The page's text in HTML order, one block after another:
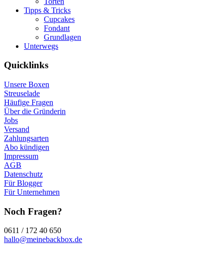
Tipps & Tricks
Cupcakes
Fondant
Grundlagen
Unterwegs
Quicklinks
Unsere Boxen
Streuselade
Häufige Fragen
Über die Gründerin
Jobs
Versand
Zahlungsarten
Abo kündigen
Impressum
AGB
Datenschutz
Für Blogger
Für Unternehmen
Noch Fragen?
0611 / 172 40 650
hallo@meinebackbox.de